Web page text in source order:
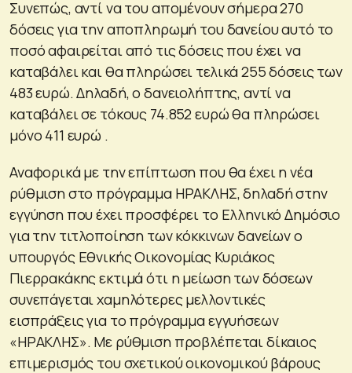
Συνεπώς, αντί να του απομένουν σήμερα 270
δόσεις για την αποπληρωμή του δανείου αυτό το
ποσό αφαιρείται από τις δόσεις που έχει να
καταβάλει και θα πληρώσει τελικά 255 δόσεις των
483 ευρώ. Δηλαδή, ο δανειολήπτης, αντί να
καταβάλει σε τόκους 74.852 ευρώ θα πληρώσει
μόνο 411 ευρώ .
Αναφορικά με την επίπτωση που θα έχει η νέα
ρύθμιση στο πρόγραμμα ΗΡΑΚΛΗΣ, δηλαδή στην
εγγύηση που έχει προσφέρει το Ελληνικό Δημόσιο
για την τιτλοποίηση των κόκκινων δανείων ο
υπουργός Εθνικής Οικονομίας Κυριάκος
Πιερρακάκης εκτιμά ότι η μείωση των δόσεων
συνεπάγεται χαμηλότερες μελλοντικές
εισπράξεις για το πρόγραμμα εγγυήσεων
«ΗΡΑΚΛΗΣ». Με ρύθμιση προβλέπεται δίκαιος
επιμερισμός του σχετικού οικονομικού βάρους